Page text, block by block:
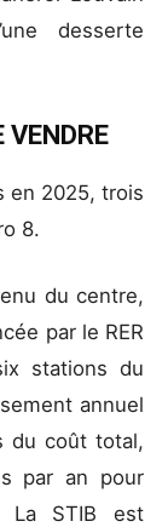
desserte
VENDRE
en 2025, trois
8.
du centre,
par le RER
stations du
annuel
du coût total,
par an pour
La STIB est